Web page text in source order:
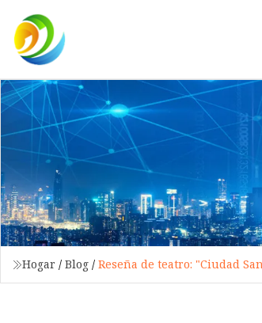
Hogar / Blog / Reseña de teatro: "Ciudad